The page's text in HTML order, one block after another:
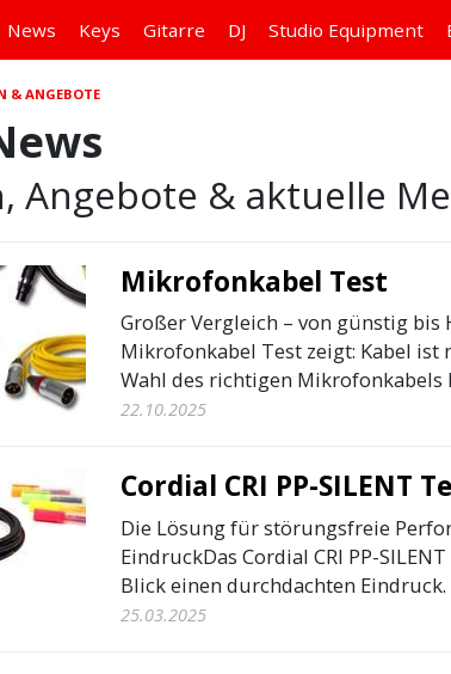
News Keys Gitarre DJ Studio Equipment
& ANGEBOTE
Angebote & aktuelle
Mikrofonkabel Test
Großer Vergleich – von günstig bis
Mikrofonkabel Test zeigt: Kabel ist
Wahl des richtigen Mikrofonkabels
22.10.2025
Cordial CRI PP-SILENT
Die Lösung für störungsfreie
EindruckDas Cordial CRI PP-
Blick einen durchdachten Eindruck.
25.03.2025